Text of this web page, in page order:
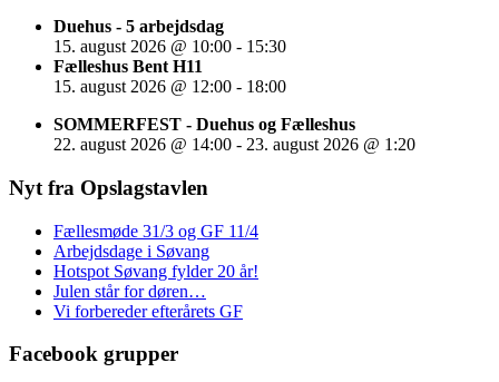
Duehus - 5 arbejdsdag
15. august 2026 @ 10:00 - 15:30
Fælleshus Bent H11
15. august 2026 @ 12:00 - 18:00
SOMMERFEST - Duehus og Fælleshus
22. august 2026 @ 14:00 - 23. august 2026 @ 1:20
Nyt fra Opslagstavlen
Fællesmøde 31/3 og GF 11/4
Arbejdsdage i Søvang
Hotspot Søvang fylder 20 år!
Julen står for døren…
Vi forbereder efterårets GF
Facebook grupper